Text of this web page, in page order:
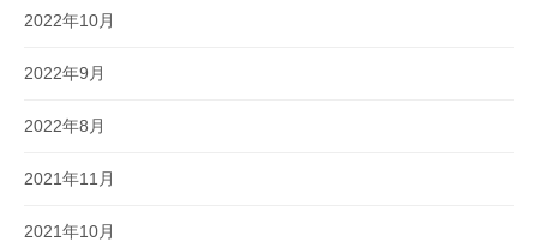
2022年10月
2022年9月
2022年8月
2021年11月
2021年10月